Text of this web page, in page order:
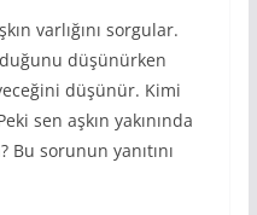
varlığını sorgular.
düşünürken
düşünür. Kimi
sen aşkın yakınında
sorunun yanıtını